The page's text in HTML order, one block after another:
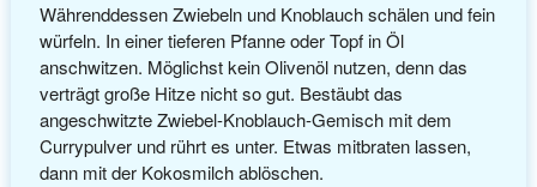
Währenddessen Zwiebeln und Knoblauch schälen und fein
würfeln. In einer tieferen Pfanne oder Topf in Öl
anschwitzen. Möglichst kein Olivenöl nutzen, denn das
verträgt große Hitze nicht so gut. Bestäubt das
angeschwitzte Zwiebel-Knoblauch-Gemisch mit dem
Currypulver und rührt es unter. Etwas mitbraten lassen,
dann mit der Kokosmilch ablöschen.